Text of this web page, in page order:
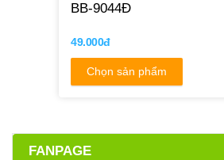
BB-9044Đ
49.000đ
Chọn sản phẩm
FANPAGE